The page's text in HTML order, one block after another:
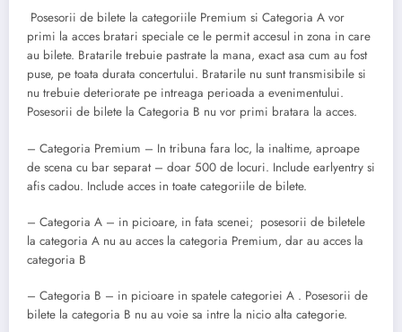
Posesorii de bilete la categoriile Premium si Categoria A vor
primi la acces bratari speciale ce le permit accesul in zona in care
au bilete. Bratarile trebuie pastrate la mana, exact asa cum au fost
puse, pe toata durata concertului. Bratarile nu sunt transmisibile si
nu trebuie deteriorate pe intreaga perioada a evenimentului.
Posesorii de bilete la Categoria B nu vor primi bratara la acces.
– Categoria Premium – In tribuna fara loc, la inaltime, aproape
de scena cu bar separat – doar 500 de locuri. Include earlyentry si
afis cadou. Include acces in toate categoriile de bilete.
– Categoria A – in picioare, in fata scenei; posesorii de biletele
la categoria A nu au acces la categoria Premium, dar au acces la
categoria B
– Categoria B – in picioare in spatele categoriei A . Posesorii de
bilete la categoria B nu au voie sa intre la nicio alta categorie.